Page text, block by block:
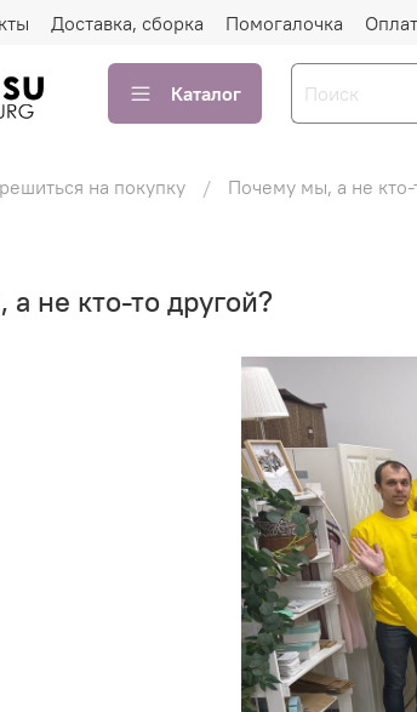
Доставка, сборка Помогалочка
Каталог
на покупку Почему мы, а не кто-
не кто-то другой?